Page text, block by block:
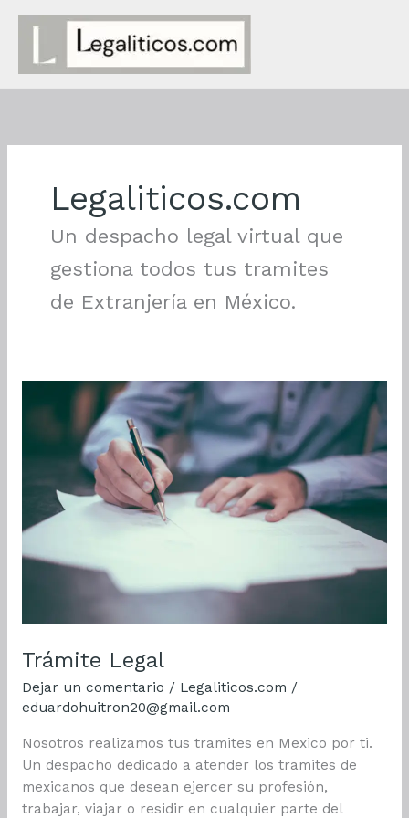
contenido
Legaliticos.com
Un despacho legal virtual que
gestiona todos tus tramites
de Extranjería en México.
Trámite Legal
Dejar un comentario / Legaliticos.com /
eduardohuitron20@gmail.com
Nosotros realizamos tus tramites en Mexico por ti.
Un despacho dedicado a atender los tramites de
mexicanos que desean ejercer su profesión,
trabajar, viajar o residir en cualquier parte del